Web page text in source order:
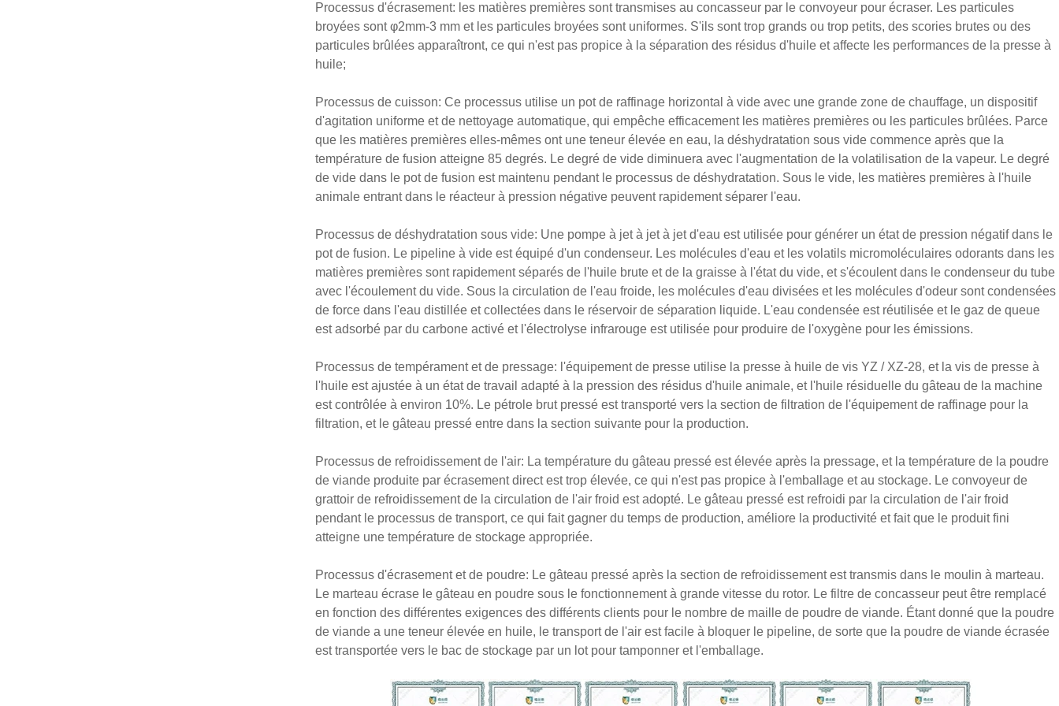
Processus d'écrasement: les matières premières sont transmises au concasseur par le convoyeur pour écraser. Les particules
broyées sont φ2mm-3 mm et les particules broyées sont uniformes. S'ils sont trop grands ou trop petits, des scories brutes ou des
particules brûlées apparaîtront, ce qui n'est pas propice à la séparation des résidus d'huile et affecte les performances de la presse à
huile;
Processus de cuisson: Ce processus utilise un pot de raffinage horizontal à vide avec une grande zone de chauffage, un dispositif
d'agitation uniforme et de nettoyage automatique, qui empêche efficacement les matières premières ou les particules brûlées. Parce
que les matières premières elles-mêmes ont une teneur élevée en eau, la déshydratation sous vide commence après que la
température de fusion atteigne 85 degrés. Le degré de vide diminuera avec l'augmentation de la volatilisation de la vapeur. Le degré
de vide dans le pot de fusion est maintenu pendant le processus de déshydratation. Sous le vide, les matières premières à l'huile
animale entrant dans le réacteur à pression négative peuvent rapidement séparer l'eau.
Processus de déshydratation sous vide: Une pompe à jet à jet à jet d'eau est utilisée pour générer un état de pression négatif dans le
pot de fusion. Le pipeline à vide est équipé d'un condenseur. Les molécules d'eau et les volatils micromoléculaires odorants dans les
matières premières sont rapidement séparés de l'huile brute et de la graisse à l'état du vide, et s'écoulent dans le condenseur du tube
avec l'écoulement du vide. Sous la circulation de l'eau froide, les molécules d'eau divisées et les molécules d'odeur sont condensées
de force dans l'eau distillée et collectées dans le réservoir de séparation liquide. L'eau condensée est réutilisée et le gaz de queue
est adsorbé par du carbone activé et l'électrolyse infrarouge est utilisée pour produire de l'oxygène pour les émissions.
Processus de tempérament et de pressage: l'équipement de presse utilise la presse à huile de vis YZ / XZ-28, et la vis de presse à
l'huile est ajustée à un état de travail adapté à la pression des résidus d'huile animale, et l'huile résiduelle du gâteau de la machine
est contrôlée à environ 10%. Le pétrole brut pressé est transporté vers la section de filtration de l'équipement de raffinage pour la
filtration, et le gâteau pressé entre dans la section suivante pour la production.
Processus de refroidissement de l'air: La température du gâteau pressé est élevée après la pressage, et la température de la poudre
de viande produite par écrasement direct est trop élevée, ce qui n'est pas propice à l'emballage et au stockage. Le convoyeur de
grattoir de refroidissement de la circulation de l'air froid est adopté. Le gâteau pressé est refroidi par la circulation de l'air froid
pendant le processus de transport, ce qui fait gagner du temps de production, améliore la productivité et fait que le produit fini
atteigne une température de stockage appropriée.
Processus d'écrasement et de poudre: Le gâteau pressé après la section de refroidissement est transmis dans le moulin à marteau.
Le marteau écrase le gâteau en poudre sous le fonctionnement à grande vitesse du rotor. Le filtre de concasseur peut être remplacé
en fonction des différentes exigences des différents clients pour le nombre de maille de poudre de viande. Étant donné que la poudre
de viande a une teneur élevée en huile, le transport de l'air est facile à bloquer le pipeline, de sorte que la poudre de viande écrasée
est transportée vers le bac de stockage par un lot pour tamponner et l'emballage.